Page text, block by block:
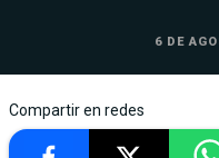
6 DE
Compartir en redes